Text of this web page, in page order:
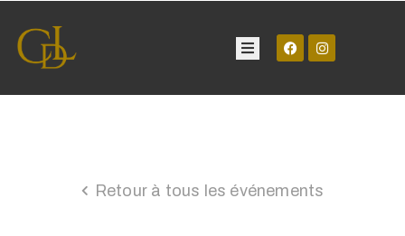
ManifestationsRetour à tous les événements